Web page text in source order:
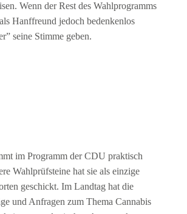
Wenn der Rest des Wahlprogramms
Hanffreund jedoch bedenkenlos
seine Stimme geben.
im Programm der CDU praktisch
Wahlprüfsteine hat sie als einzige
geschickt. Im Landtag hat die
und Anfragen zum Thema Cannabis